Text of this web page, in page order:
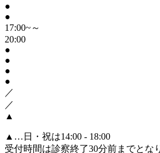
●
●
17:00~～
20:00
●
●
●
●
／
／
▲
▲ …日・祝は14:00 - 18:00
受付時間は診察終了30分前までとな